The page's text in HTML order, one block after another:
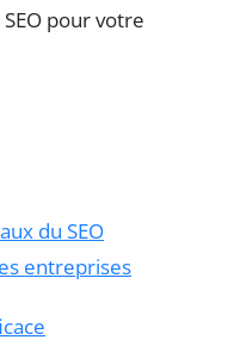
pour votre
du SEO
entreprises